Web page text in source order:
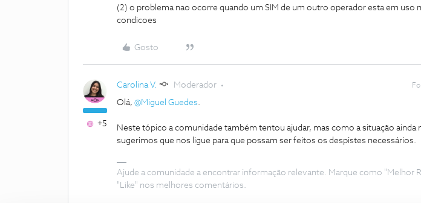
(2) o problema nao ocorre quando um SIM de um outro operador esta em uso
condicoes
Gosto
+5
Carolina V. Moderador
Olá, @Miguel Guedes.
Neste tópico a comunidade também tentou ajudar, mas como a situação ainda
sugerimos que nos ligue para que possam ser feitos os despistes necessários.
Ajude a comunidade a encontrar informação relevante. Marque como "Melhor
"Like" nos melhores comentários.